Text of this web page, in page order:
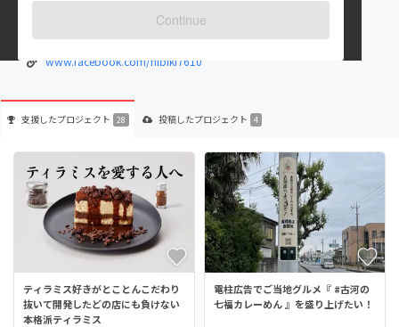
Continue
「頑張れ！！」って感じの白井響です。
www.facebook.com/hibiki7610
支援したプロジェクト 28 投稿したプロジェクト 4
ティラミス好きがとことんこだわり
抜いて開発したどの店にも負けない
本格派ティラミス
電柱広告でご当地グルメ『 #古河の
七福カレーめん 』を盛り上げたい！